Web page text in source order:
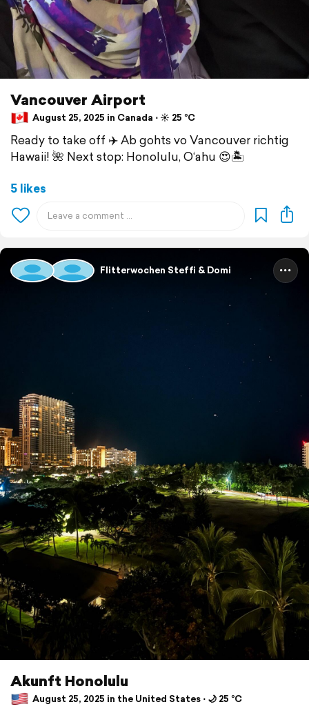
Vancouver Airport
August 25, 2025 in Canada ⋅ ☀️ 25 °C
Ready to take off ✈️ Ab gohts vo Vancouver richtig
Hawaii! 🌺 Next stop: Honolulu, O‘ahu 😍🏝️
5 likes
Flitterwochen Steffi & Domi
Akunft Honolulu
August 25, 2025 in the United States ⋅ 🌙 25 °C